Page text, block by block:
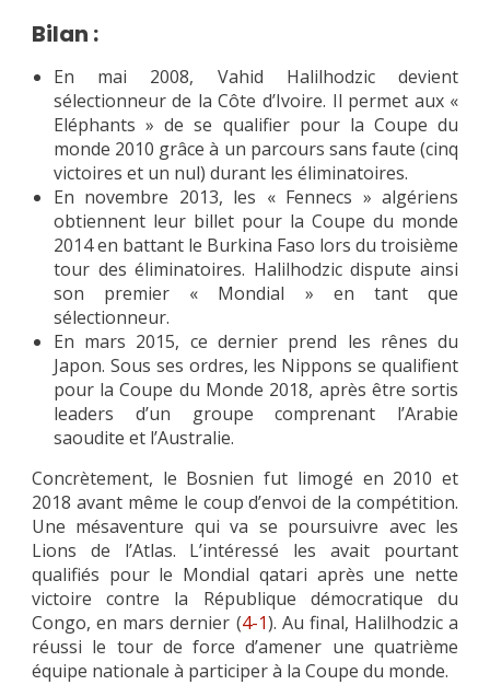
Bilan :
En mai 2008, Vahid Halilhodzic devient
sélectionneur de la Côte d’Ivoire. Il permet aux «
Eléphants » de se qualifier pour la Coupe du
monde 2010 grâce à un parcours sans faute (cinq
victoires et un nul) durant les éliminatoires.
En novembre 2013, les « Fennecs » algériens
obtiennent leur billet pour la Coupe du monde
2014 en battant le Burkina Faso lors du troisième
tour des éliminatoires. Halilhodzic dispute ainsi
son premier « Mondial » en tant que
sélectionneur.
En mars 2015, ce dernier prend les rênes du
Japon. Sous ses ordres, les Nippons se qualifient
pour la Coupe du Monde 2018, après être sortis
leaders d’un groupe comprenant l’Arabie
saoudite et l’Australie.
Concrètement, le Bosnien fut limogé en 2010 et
2018 avant même le coup d’envoi de la compétition.
Une mésaventure qui va se poursuivre avec les
Lions de l’Atlas. L’intéressé les avait pourtant
qualifiés pour le Mondial qatari après une nette
victoire contre la République démocratique du
Congo, en mars dernier (4-1). Au final, Halilhodzic a
réussi le tour de force d’amener une quatrième
équipe nationale à participer à la Coupe du monde.